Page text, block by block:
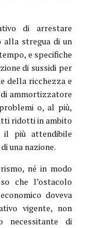
di arrestare
alla stregua di un
e specifiche
di sussidi per
della ricchezza e
ammortizzatore
o, al più,
ridotti in ambito
il più attendibile
una nazione.
né in modo
che l’ostacolo
doveva
vigente, non
di